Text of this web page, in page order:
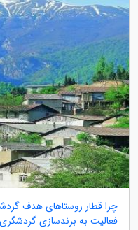
چرا قطار روستاهای هدف
فعالیت به برندسازی